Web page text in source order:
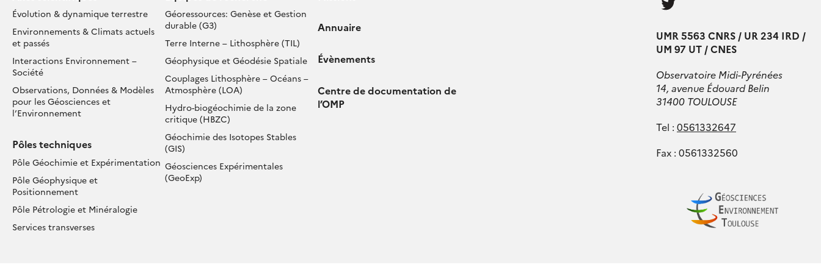
Évolution & dynamique terrestre
Environnements & Climats actuels
et passés
Interactions Environnement –
Société
Observations, Données & Modèles
pour les Géosciences et
l’Environnement
Pôles techniques
Pôle Géochimie et Expérimentation
Pôle Géophysique et
Positionnement
Pôle Pétrologie et Minéralogie
Services transverses
Géoressources: Genèse et Gestion
durable (G3)
Terre Interne – Lithosphère (TIL)
Géophysique et Géodésie Spatiale
Couplages Lithosphère – Océans –
Atmosphère (LOA)
Hydro-biogéochimie de la zone
critique (HBZC)
Géochimie des Isotopes Stables
(GIS)
Géosciences Expérimentales
(GeoExp)
Annuaire
Évènements
Centre de documentation de
l’OMP
UMR 5563 CNRS / UR 234 IRD /
UM 97 UT / CNES
Observatoire Midi-Pyrénées
14, avenue Édouard Belin
31400 TOULOUSE
Tel : 0561332647
Fax : 0561332560